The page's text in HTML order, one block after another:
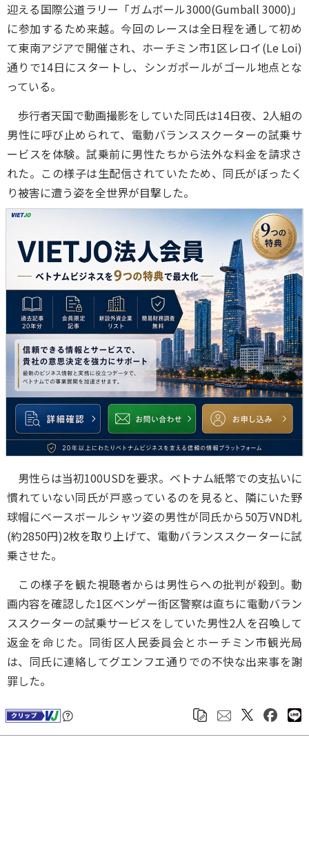
迎える国際公道ラリー「ガムボール3000(Gumball 3000)」
に参加するため来越。今回のレースは全日程を通して初め
て東南アジアで開催され、ホーチミン市1区レロイ(Le Loi)
通りで14日にスタートし、シンガポールがゴール地点とな
っている。
歩行者天国で動画撮影をしていた同氏は14日夜、2人組の
男性に呼び止められて、電動バランススクーターの試乗サ
ービスを体験。試乗前に男性たちから法外な料金を請求さ
れた。この様子は生配信されていたため、同氏がぼったく
り被害に遭う姿を全世界が目撃した。
男性らは当初100USDを要求。ベトナム紙幣での支払いに
慣れていない同氏が戸惑っているのを見ると、隣にいた野
球帽にベースボールシャツ姿の男性が同氏から50万VND札
(約2850円)2枚を取り上げて、電動バランススクーターに試
乗させた。
この様子を観た視聴者からは男性らへの批判が殺到。動
画内容を確認した1区ベンゲー街区警察は直ちに電動バラン
ススクーターの試乗サービスをしていた男性2人を召喚して
返金を命じた。同街区人民委員会とホーチミン市観光局
は、同氏に連絡してグエンフエ通りでの不快な出来事を謝
罪した。